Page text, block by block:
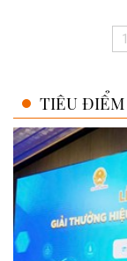
1
TIÊU ĐIỂM